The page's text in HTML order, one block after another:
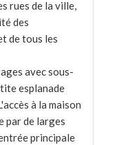
rues de la ville,
des
de tous les
avec sous-
esplanade
à la maison
par de larges
principale